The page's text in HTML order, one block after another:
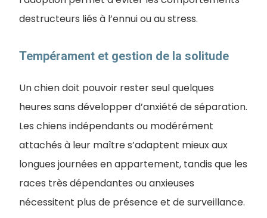
destructeurs liés à l’ennui ou au stress.
Tempérament et gestion de la solitude
Un chien doit pouvoir rester seul quelques
heures sans développer d’anxiété de séparation.
Les chiens indépendants ou modérément
attachés à leur maître s’adaptent mieux aux
longues journées en appartement, tandis que les
races très dépendantes ou anxieuses
nécessitent plus de présence et de surveillance.